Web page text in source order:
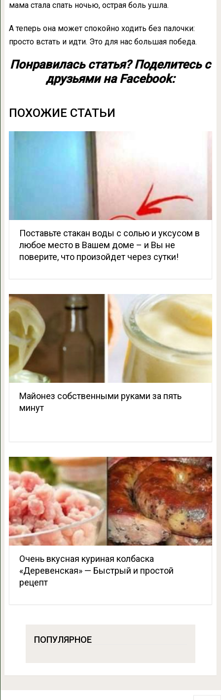
ма­ма стала спать ночью, острая боль ушла.
А теперь она может спокойно ходить без палочки:
просто встать и идти. Это для нас большая победа.
Понравилась статья? Поделитесь с
друзьями на Facebook:
ПОХОЖИЕ СТАТЬИ
Поставьте стакан воды с солью и уксусом в
любое место в Вашем доме – и Вы не
поверите, что произойдет через сутки!
Майонез собственными руками за пять
минут
Очень вкусная куриная колбаска
«Деревенская» — Быстрый и простой
рецепт
ПОПУЛЯРНОЕ